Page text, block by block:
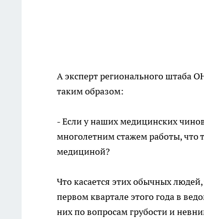
А эксперт регионального штаба
таким образом:
- Если у наших медицинских
многолетним стажем работы, что
медициной?
Что касается этих обычных
первом квартале этого года в
них по вопросам грубости и